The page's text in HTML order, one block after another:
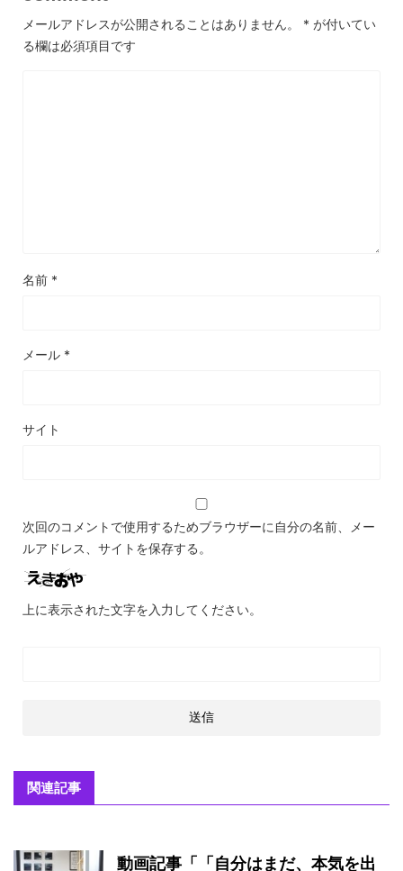
メールアドレスが公開されることはありません。 * が付いてい
る欄は必須項目です
名前 *
メール *
サイト
次回のコメントで使用するためブラウザーに自分の名前、メー
ルアドレス、サイトを保存する。
上に表示された文字を入力してください。
関連記事
動画記事「「自分はまだ、本気を出